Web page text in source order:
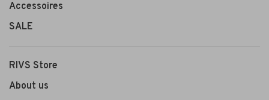
Accessoires
SALE
RIVS Store
About us